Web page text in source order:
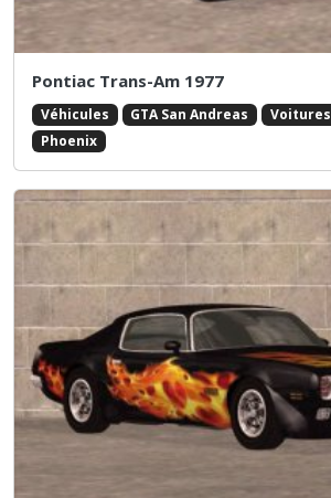
Pontiac Trans-Am 1977
Véhicules GTA San Andreas Voitures
Phoenix